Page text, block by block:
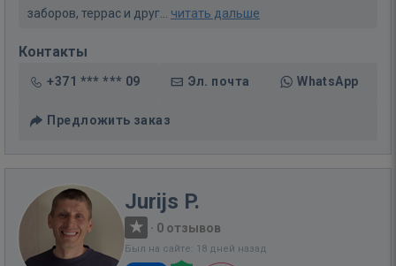
заборов, террас и друг... читать дальше
Контакты
+371 *** *** 09 Эл. почта WhatsApp
Предложить заказ
Jurijs P.
· 0 отзывов
Был на сайте: 18 дней назад